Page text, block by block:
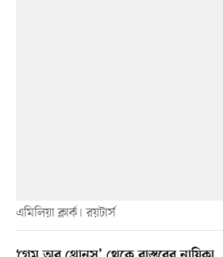
এমিলিয়া ক্লার্ক। রয়টার্স